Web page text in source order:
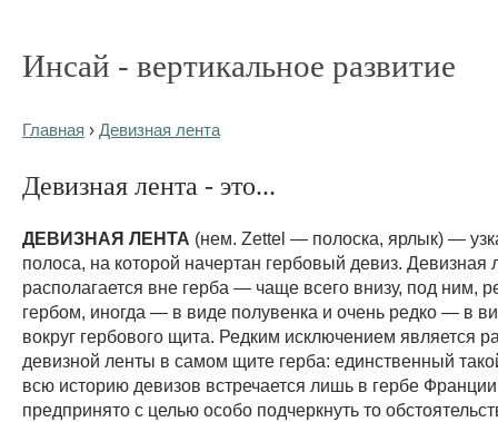
Инсай - вертикальное развитие
Главная › Девизная лента
Девизная лента - это...
ДЕВИЗНАЯ ЛЕНТА (нем. Zettel — полоска, ярлык) —
полоса, на которой начертан гербовый девиз. Девизная
располагается вне герба — чаще всего внизу, под ним,
гербом, иногда — в виде полувенка и очень редко — в
вокруг гербового щита. Редким исключением является
девизной ленты в самом щите герба: единственный
всю историю девизов встречается лишь в гербе
предпринято с целью особо подчеркнуть то